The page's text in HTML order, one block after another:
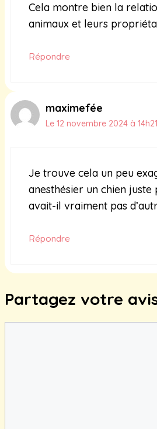
Cela montre bien la
animaux et leurs
Répondre
maximefée
Le 12 novembre 2024 à 14h21
Je trouve cela un peu
anesthésier un chien juste
avait-il vraiment pas
Répondre
Partagez votre